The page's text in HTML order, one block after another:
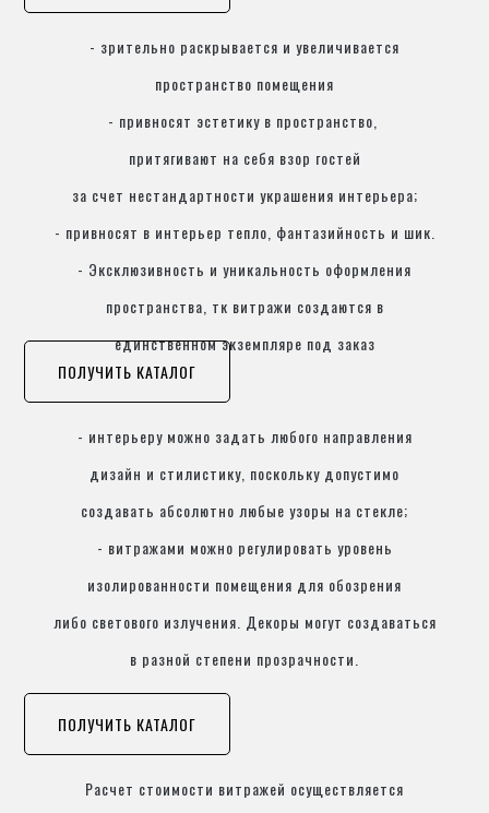
- зрительно раскрывается и увеличивается
пространство помещения
- привносят эстетику в пространство,
притягивают на себя взор гостей
за счет нестандартности украшения интерьера;
- привносят в интерьер тепло, фантазийность и шик.
- Эксклюзивность и уникальность оформления
пространства, тк витражи создаются в
единственном экземпляре под заказ
ПОЛУЧИТЬ КАТАЛОГ
- интерьеру можно задать любого направления
дизайн и стилистику, поскольку допустимо
создавать абсолютно любые узоры на стекле;
- витражами можно регулировать уровень
изолированности помещения для обозрения
либо светового излучения. Декоры могут создаваться
в разной степени прозрачности.
ПОЛУЧИТЬ КАТАЛОГ
Расчет стоимости витражей осуществляется